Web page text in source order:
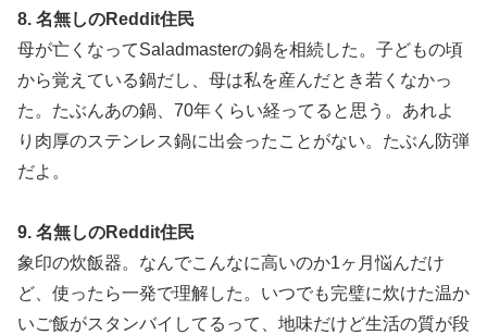
8. 名無しのReddit住民
母が亡くなってSaladmasterの鍋を相続した。子どもの頃
から覚えている鍋だし、母は私を産んだとき若くなかっ
た。たぶんあの鍋、70年くらい経ってると思う。あれよ
り肉厚のステンレス鍋に出会ったことがない。たぶん防弾
だよ。
9. 名無しのReddit住民
象印の炊飯器。なんでこんなに高いのか1ヶ月悩んだけ
ど、使ったら一発で理解した。いつでも完璧に炊けた温か
いご飯がスタンバイしてるって、地味だけど生活の質が段